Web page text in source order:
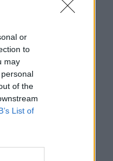
or
to
may
of the
List of